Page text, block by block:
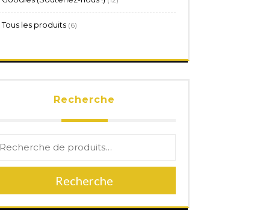
Tous les produits 66
Recherche
Recherche